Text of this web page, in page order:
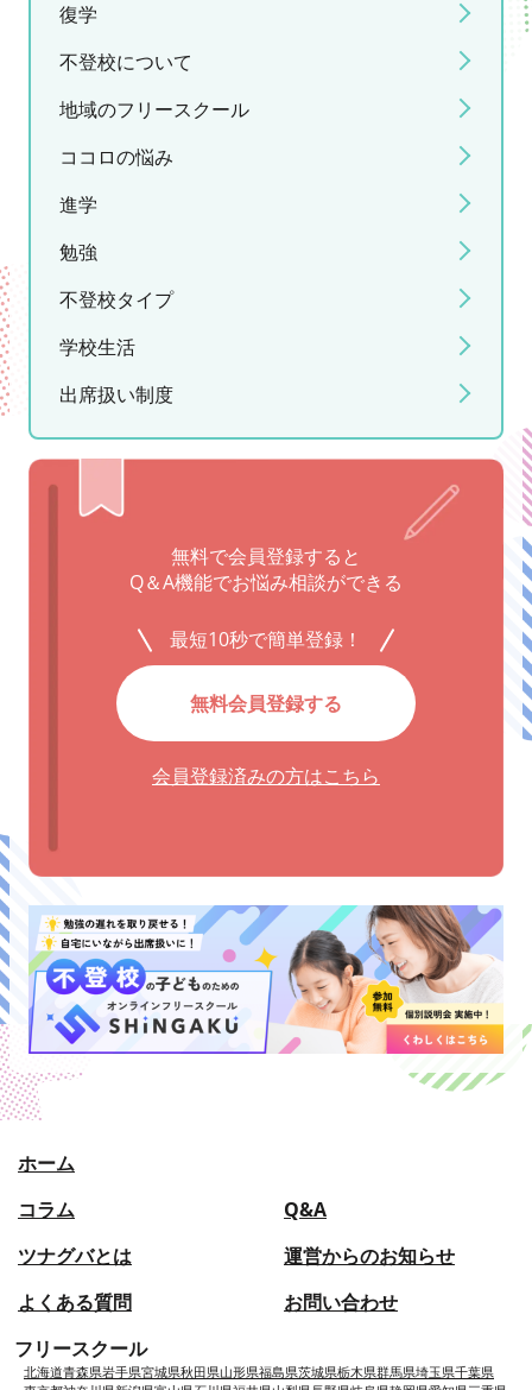
復学
不登校について
地域のフリースクール
ココロの悩み
進学
勉強
不登校タイプ
学校生活
出席扱い制度
無料で会員登録すると
Q＆A機能でお悩み相談ができる
最短10秒で簡単登録！
無料会員登録する
会員登録済みの方はこちら
ホーム
コラム
Q&A
ツナグバとは
よくある質問
運営からのお知らせ
お問い合わせ
フリースクール
北海道青森県岩手県宮城県秋田県山形県福島県茨城県栃木県群馬県埼玉県千葉県